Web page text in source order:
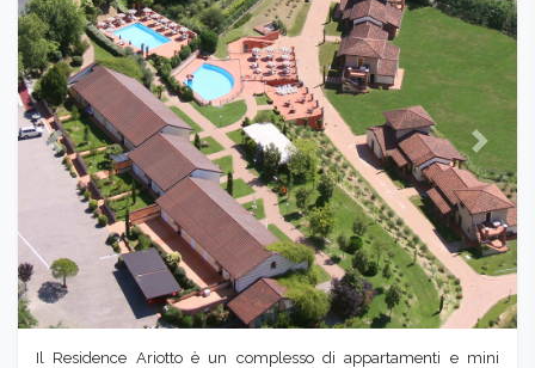
Previous Next
Il Residence Ariotto è un complesso di appartamenti e mini